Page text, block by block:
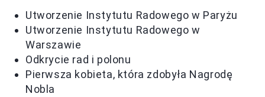
Utworzenie Instytutu Radowego w Paryżu
Utworzenie Instytutu Radowego w
Warszawie
Odkrycie rad i polonu
Pierwsza kobieta, która zdobyła Nagrodę
Nobla